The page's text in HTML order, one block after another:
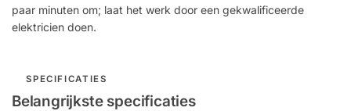
paar minuten om; laat het werk door een gekwalificeerde
elektricien doen.
SPECIFICATIES
Belangrijkste specificaties